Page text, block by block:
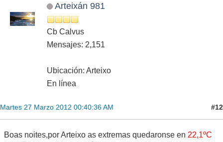
Arteixán 981
Cb Calvus
Mensajes: 2,151
Ubicación: Arteixo
En línea
Martes 27 Marzo 2012 00:40:36 AM #12
Boas noites,por Arteixo as extremas quedaronse en 22,1ºC